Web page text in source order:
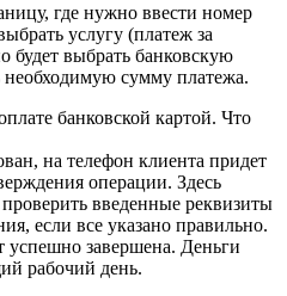
где нужно ввести номер
услугу (платеж за
будет выбрать банковскую
необходимую сумму платежа.
банковской картой. Что
на телефон клиента придет
операции. Здесь
введенные реквизиты
если все указано правильно.
успешно завершена. Деньги
рабочий день.